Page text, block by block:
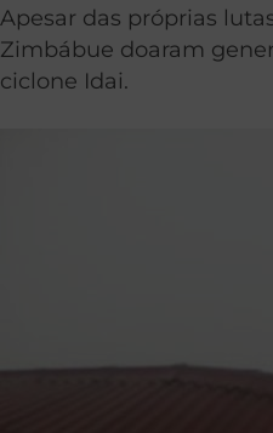
Apesar das próprias
Zimbábue doaram
ciclone Idai.